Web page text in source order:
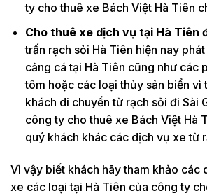
ty cho thuê xe Bách Việt Hà Tiên
Cho thuê xe dịch vụ tại Hà Tiên
trấn rạch sỏi Hà Tiên hiện nay
cảng cá tại Hà Tiên cũng như các
tôm hoặc các loại thủy sản biển vì
khách di chuyển từ rạch sỏi đi Sài
công ty cho thuê xe Bách Việt Hà
quý khách khác các dịch vụ xe từ
Vì vậy biết khách hãy tham khảo các
xe các loại tại Hà Tiên của công ty